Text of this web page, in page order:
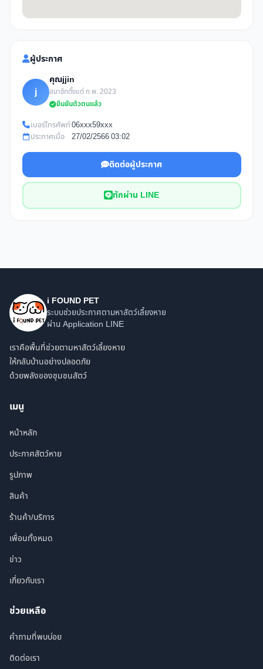
ผู้ประกาศ
j
คุณjjin
สมาชิกตั้งแต่ ก.พ. 2023
ยืนยันตัวตนแล้ว
เบอร์โทรศัพท์06xxx59xxx
ประกาศเมื่อ
27/02/2566 03:02
ติดต่อผู้ประกาศ
ทักผ่าน LINE
i FOUND PET
ระบบช่วยประกาศตามหาสัตว์เลี้ยงหาย
ผ่าน Application LINE
เราคือพื้นที่ช่วยตามหาสัตว์เลี้ยงหาย
ให้กลับบ้านอย่างปลอดภัย
ด้วยพลังของชุมชนสัตว์
เมนู
หน้าหลัก
ประกาศสัตว์หาย
รูปภาพ
สินค้า
ร้านค้า/บริการ
เพื่อนทั้งหมด
ข่าว
เกี่ยวกับเรา
ช่วยเหลือ
คำถามที่พบบ่อย
ติดต่อเรา